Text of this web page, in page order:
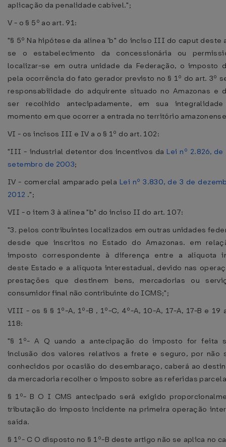
aplicação da penalidade cabível.";
V - o § 5º ao art. 91:
"§ 5º Na hipótese da alínea 'b" do inciso III do caput deste
se o estabelecimento da concessionária ou
localizar-se em outra unidade da Federação, o imposto
pela ocorrência do fato gerador previsto no § 1º do art. 3º
responsabilidade do adquirente situado no Amazonas e
ser recolhido antecipadamente, em sua
momento em que ocorrer a entrada no território
VI - os incisos III e IV a o § 1º do art. 102:
"III - industrial detentor dos incentivos da Lei nº 2.826,
setembro de 2003;
IV - comercial amparado pela Lei nº 3.830, de 3 de
2012 .";
VII - o item 3 à alínea "b" do inciso II do art. 107:
"3. pelos contribuintes localizados em outras unidades
desde que inscritos no Estado do Amazonas. em
imposto correspondente à diferença entre a alíquota
deste Estado e a alíquota interestadual, devido nas
prestações que destinem bens, mercadorias ou
consumidor final não contribuinte do ICMS;";
VIII - os § § 1º-A, 1º-B , 1º-C, 4º-A, 10-A, 17-A, 17-B e 19
118:
"§ 1º- A Q uando a antecipação do imposto for feita
inclusão dos valores relativos a frete e seguro, por não
conhecidos por ocasião do desembaraço, caberá ao
da mercadoria recolher o imposto sobre as referidas
§ 1º- B O I CMS antecipado será exigido
tributação do imposto incidente na primeira operação
saída.
§ 1º- C O disposto no § 1º-B deste artigo não se aplica no